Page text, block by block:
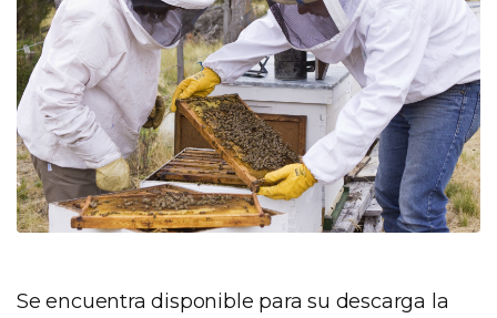
Se encuentra disponible para su descarga la